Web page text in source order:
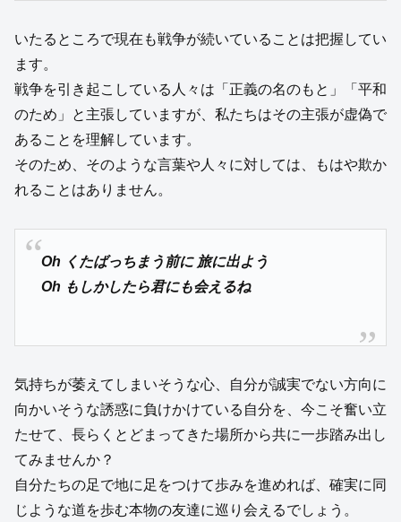
いたるところで現在も戦争が続いていることは把握してい
ます。
戦争を引き起こしている人々は「正義の名のもと」「平和
のため」と主張していますが、私たちはその主張が虚偽で
あることを理解しています。
そのため、そのような言葉や人々に対しては、もはや欺か
れることはありません。
Oh くたばっちまう前に 旅に出よう
Oh もしかしたら君にも会えるね
気持ちが萎えてしまいそうな心、自分が誠実でない方向に
向かいそうな誘惑に負けかけている自分を、今こそ奮い立
たせて、長らくとどまってきた場所から共に一歩踏み出し
てみませんか？
自分たちの足で地に足をつけて歩みを進めれば、確実に同
じような道を歩む本物の友達に巡り会えるでしょう。